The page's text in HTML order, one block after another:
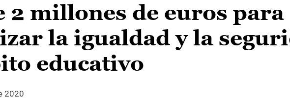
2 millones de euros para
la igualdad y la
educativo
2020